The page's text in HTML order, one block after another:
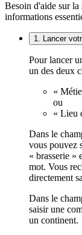
Besoin d'aide sur
informations
1. Lancer
Pour lancer
un des deux
«
ou
« Lieu
Dans le
vous pouvez
« brasserie »
mot. Vous
directement
Dans le
saisir une
un continent.